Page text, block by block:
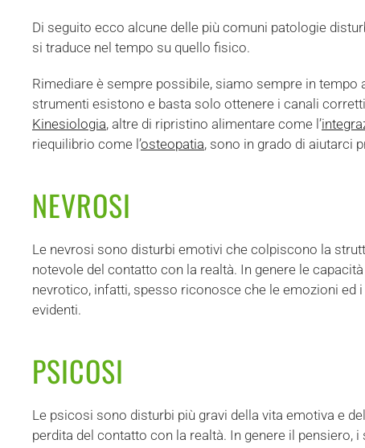
Di seguito ecco alcune delle più comuni patologie
si traduce nel tempo su quello fisico.
Rimediare è sempre possibile, siamo sempre in
strumenti esistono e basta solo ottenere i canali
Kinesiologia, altre di ripristino alimentare come l’
riequilibrio come l’osteopatia, sono in grado di aiutarci
NEVROSI
Le nevrosi sono disturbi emotivi che colpiscono la
notevole del contatto con la realtà. In genere le
nevrotico, infatti, spesso riconosce che le emozioni
evidenti.
PSICOSI
Le psicosi sono disturbi più gravi della vita emotiva e
perdita del contatto con la realtà. In genere il pensiero,